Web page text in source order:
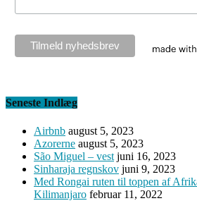
Seneste Indlæg
Airbnb august 5, 2023
Azorerne august 5, 2023
São Miguel – vest juni 16, 2023
Sinharaja regnskov juni 9, 2023
Med Rongai ruten til toppen af
Kilimanjaro februar 11, 2022